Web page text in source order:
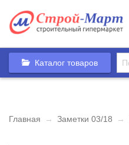
Каталог товаров
Главная → Заметки 03/18 →